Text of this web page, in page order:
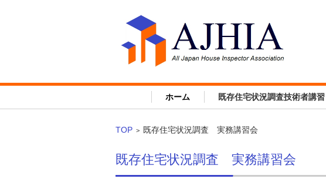
ホーム 既存住宅状況調査技術者講習
TOP > 既存住宅状況調査 実務講習会
既存住宅状況調査 実務講習会